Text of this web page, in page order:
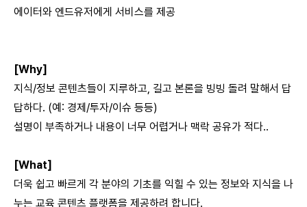
에이터와 엔드유저에게 서비스를 제공
[Why]
지식/정보 콘텐츠들이 지루하고, 길고 본론을 빙빙 돌려 말해서 답
답하다. (예: 경제/투자/이슈 등등)
설명이 부족하거나 내용이 너무 어렵거나 맥락 공유가 적다..
[What]
더욱 쉽고 빠르게 각 분야의 기초를 익힐 수 있는 정보와 지식을 나
누는 교육 콘텐츠 플랫폼을 제공하려 합니다.